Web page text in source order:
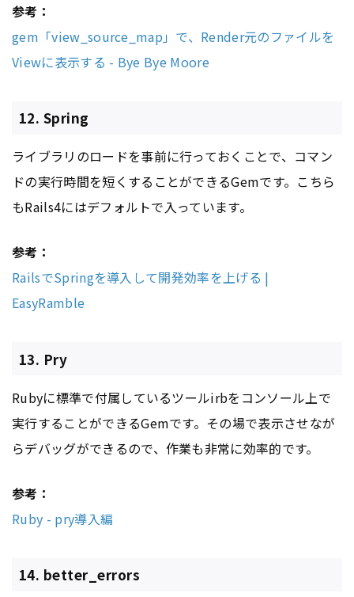
参考：
gem「view_source_map」で、Render元のファイルを
Viewに表示する - Bye Bye Moore
12. Spring
ライブラリのロードを事前に行っておくことで、コマン
ドの実行時間を短くすることができるGemです。こちら
もRails4にはデフォルトで入っています。
参考：
RailsでSpringを導入して開発効率を上げる |
EasyRamble
13. Pry
Rubyに標準で付属しているツールirbをコンソール上で
実行することができるGemです。その場で表示させなが
らデバッグができるので、作業も非常に効率的です。
参考：
Ruby - pry導入編
14. better_errors